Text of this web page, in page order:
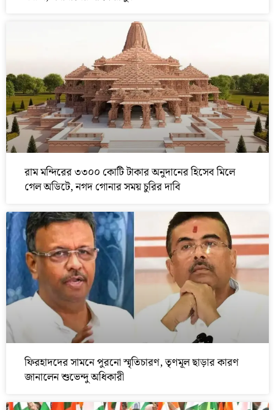
রাম মন্দিরের ৩৩০০ কোটি টাকার অনুদানের হিসেব মিলে
গেল অডিটে, নগদ গোনার সময় চুরির দাবি
ফিরহাদদের সামনে পুরনো স্মৃতিচারণ, তৃণমূল ছাড়ার কারণ
জানালেন শুভেন্দু অধিকারী